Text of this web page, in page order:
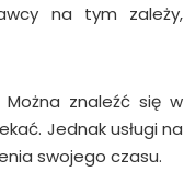
na tym zależy,
znaleźć się w
Jednak usługi na
swojego czasu.